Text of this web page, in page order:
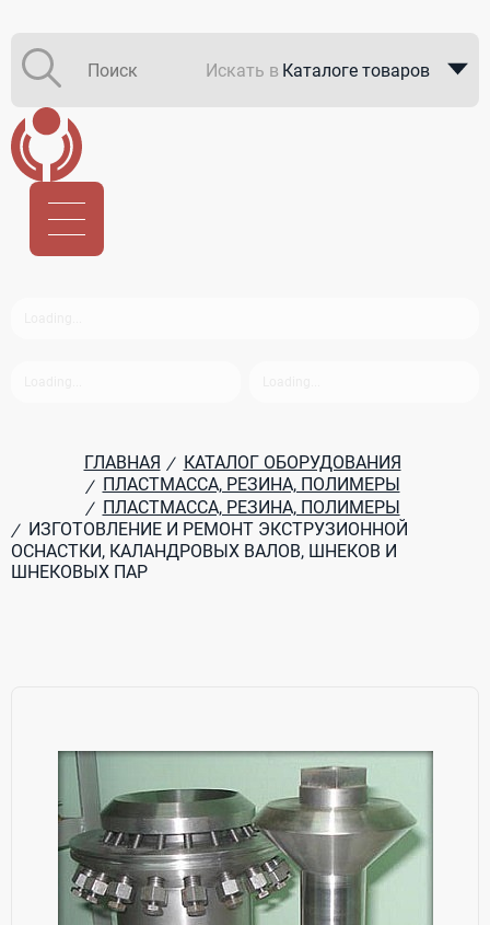
Искать в Каталоге товаров
ГЛАВНАЯ / КАТАЛОГ ОБОРУДОВАНИЯ
/
ПЛАСТМАССА, РЕЗИНА, ПОЛИМЕРЫ
/ ПЛАСТМАССА, РЕЗИНА, ПОЛИМЕРЫ
/ ИЗГОТОВЛЕНИЕ И РЕМОНТ ЭКСТРУЗИОННОЙ
ОСНАСТКИ, КАЛАНДРОВЫХ ВАЛОВ, ШНЕКОВ И
ШНЕКОВЫХ ПАР